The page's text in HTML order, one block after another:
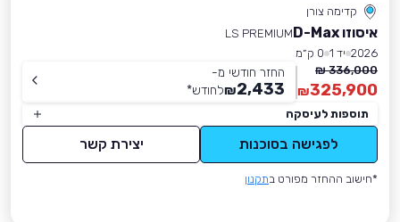
קדימה צורן
איסוזו D-Max
LS PREMIUM
2026 יד 1
0 ק״מ
336,000 ₪
325,900
₪
החזר חודשי מ-
2,433
₪לחודש*
תוספות לעיסקה
לפגישה בסוכנות יצירת קשר
*חישוב ההחזר מפורט בתקנון